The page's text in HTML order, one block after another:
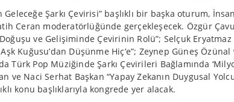
Geleceğe Şarkı Çevirisi” başlıklı bir başka oturum,
Ceran moderatörlüğünde gerçekleşecek. Özgür
ve Gelişiminde Çevirinin Rolü”; Selçuk Eryatmaz
Aşk Kuğusu’dan Düşünme Hiç’e”; Zeynep Güneş
Türk Pop Müziğinde Şarkı Çevirileri Bağlamında
ve Naci Serhat Başkan “Yapay Zekanın Duygusal
konu başlıklarıyla kongrede yer alacak.